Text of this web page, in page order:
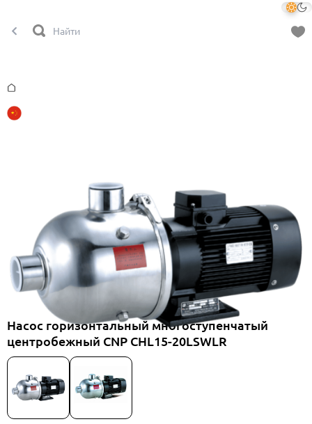
Насос горизонтальный многоступенчатый
центробежный CNP CHL15-20LSWLR